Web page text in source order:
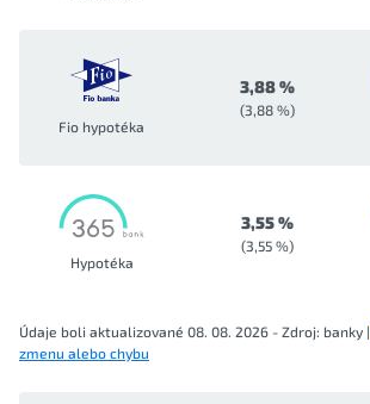
Fio hypotéka
3,88 %
(3,88 %)
Hypotéka
3,55 %
(3,55 %)
Údaje boli aktualizované 08. 08. 2026 - Zdroj: banky |
zmenu alebo chybu